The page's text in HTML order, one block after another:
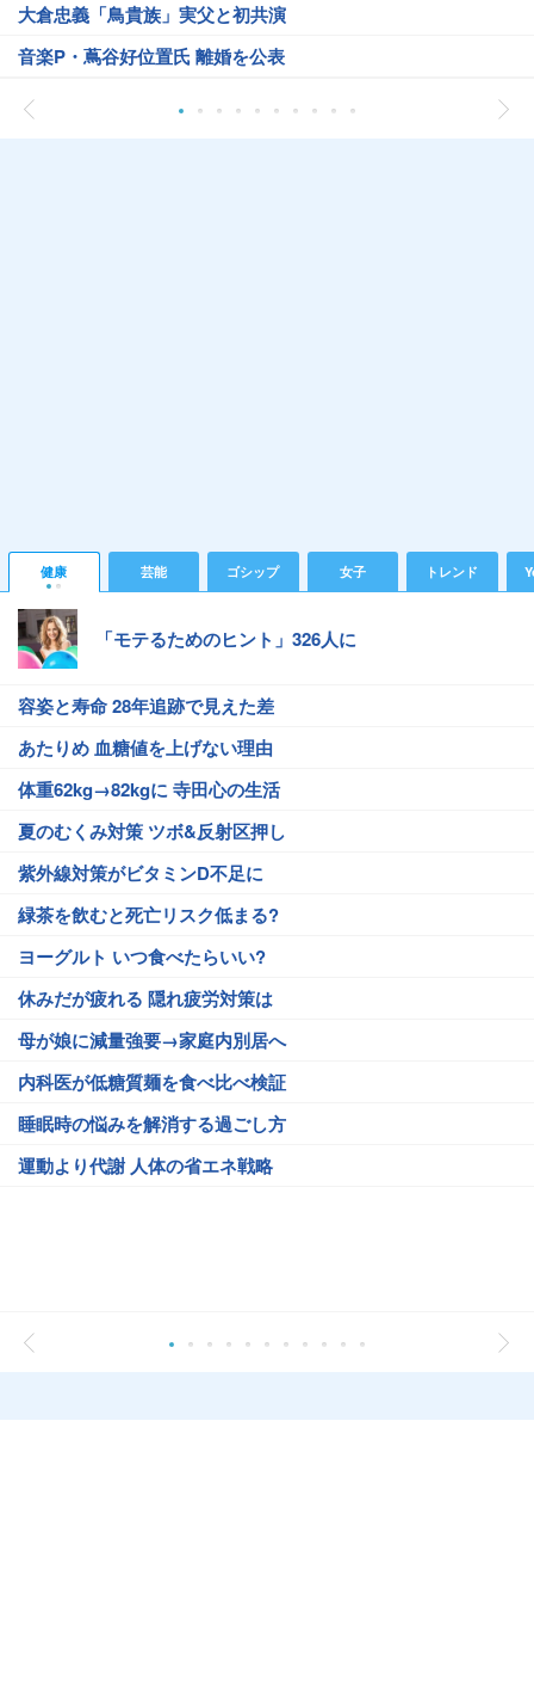
大倉忠義「鳥貴族」実父と初共演
音楽P・蔦谷好位置氏 離婚を公表
健康 芸能 ゴシップ 女子 トレンド
「モテるためのヒント」326人に
容姿と寿命 28年追跡で見えた差
あたりめ 血糖値を上げない理由
体重62kg→82kgに 寺田心の生活
夏のむくみ対策 ツボ&反射区押し
紫外線対策がビタミンD不足に
緑茶を飲むと死亡リスク低まる?
ヨーグルト いつ食べたらいい?
休みだが疲れる 隠れ疲労対策は
母が娘に減量強要→家庭内別居へ
内科医が低糖質麺を食べ比べ検証
睡眠時の悩みを解消する過ごし方
運動より代謝 人体の省エネ戦略